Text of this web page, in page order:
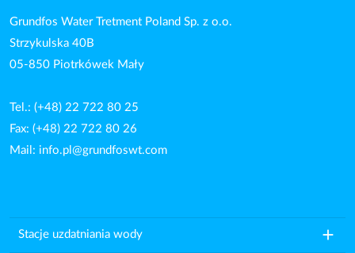
Grundfos Water Tretment Poland Sp. z o.o.
Strzykulska 40B
05-850 Piotrkówek Mały
Tel.: (+48) 22 722 80 25
Fax: (+48) 22 722 80 26
Mail: info.pl@grundfoswt.com
Stacje uzdatniania wody add